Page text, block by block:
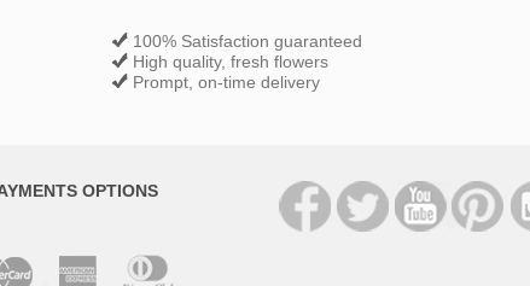
100% Satisfaction guaranteed
High quality, fresh flowers
Prompt, on-time delivery
OPTIONS